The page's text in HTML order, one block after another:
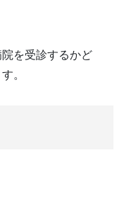
を受診するかど
。